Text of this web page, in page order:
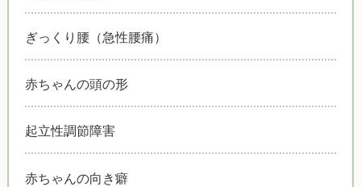
ぎっくり腰（急性腰痛）
赤ちゃんの頭の形
起立性調節障害
赤ちゃんの向き癖